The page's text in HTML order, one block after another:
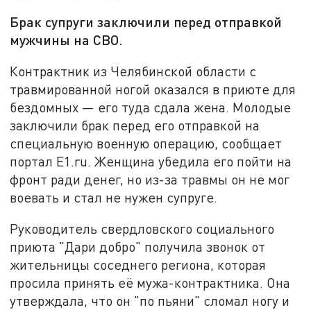
Брак супруги заключили перед отправкой
мужчины на СВО.
Контрактник из Челябинской области с
травмированной ногой оказался в приюте для
бездомных — его туда сдала жена. Молодые
заключили брак перед его отправкой на
специальную военную операцию, сообщает
портал E1.ru. Женщина убедила его пойти на
фронт ради денег, но из-за травмы он не мог
воевать и стал не нужен супруге.
Руководитель свердловского социального
приюта "Дари добро" получила звонок от
жительницы соседнего региона, которая
просила принять её мужа-контрактника. Она
утверждала, что он "по пьяни" сломал ногу и